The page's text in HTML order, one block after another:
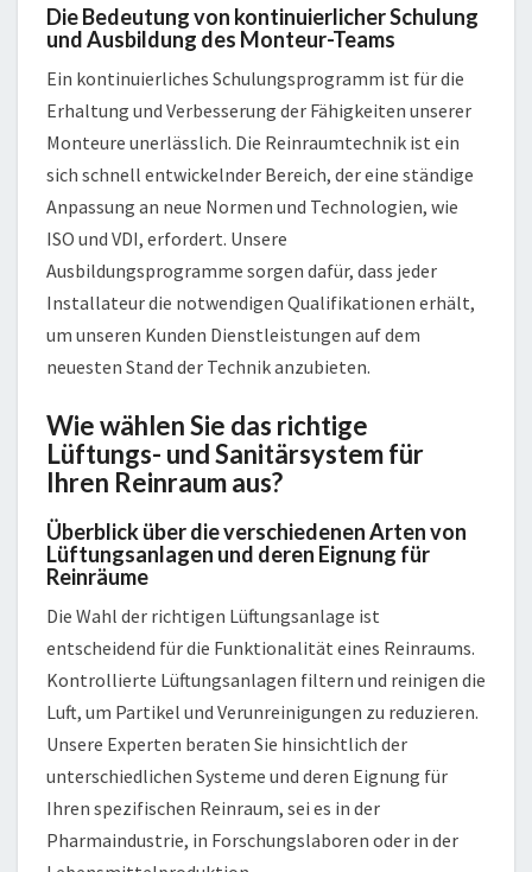
Die Bedeutung von kontinuierlicher Schulung
und Ausbildung des Monteur-Teams
Ein kontinuierliches Schulungsprogramm ist für die
Erhaltung und Verbesserung der Fähigkeiten unserer
Monteure unerlässlich. Die Reinraumtechnik ist ein
sich schnell entwickelnder Bereich, der eine ständige
Anpassung an neue Normen und Technologien, wie
ISO und VDI, erfordert. Unsere
Ausbildungsprogramme sorgen dafür, dass jeder
Installateur die notwendigen Qualifikationen erhält,
um unseren Kunden Dienstleistungen auf dem
neuesten Stand der Technik anzubieten.
Wie wählen Sie das richtige
Lüftungs- und Sanitärsystem für
Ihren Reinraum aus?
Überblick über die verschiedenen Arten von
Lüftungsanlagen und deren Eignung für
Reinräume
Die Wahl der richtigen Lüftungsanlage ist
entscheidend für die Funktionalität eines Reinraums.
Kontrollierte Lüftungsanlagen filtern und reinigen die
Luft, um Partikel und Verunreinigungen zu reduzieren.
Unsere Experten beraten Sie hinsichtlich der
unterschiedlichen Systeme und deren Eignung für
Ihren spezifischen Reinraum, sei es in der
Pharmaindustrie, in Forschungslaboren oder in der